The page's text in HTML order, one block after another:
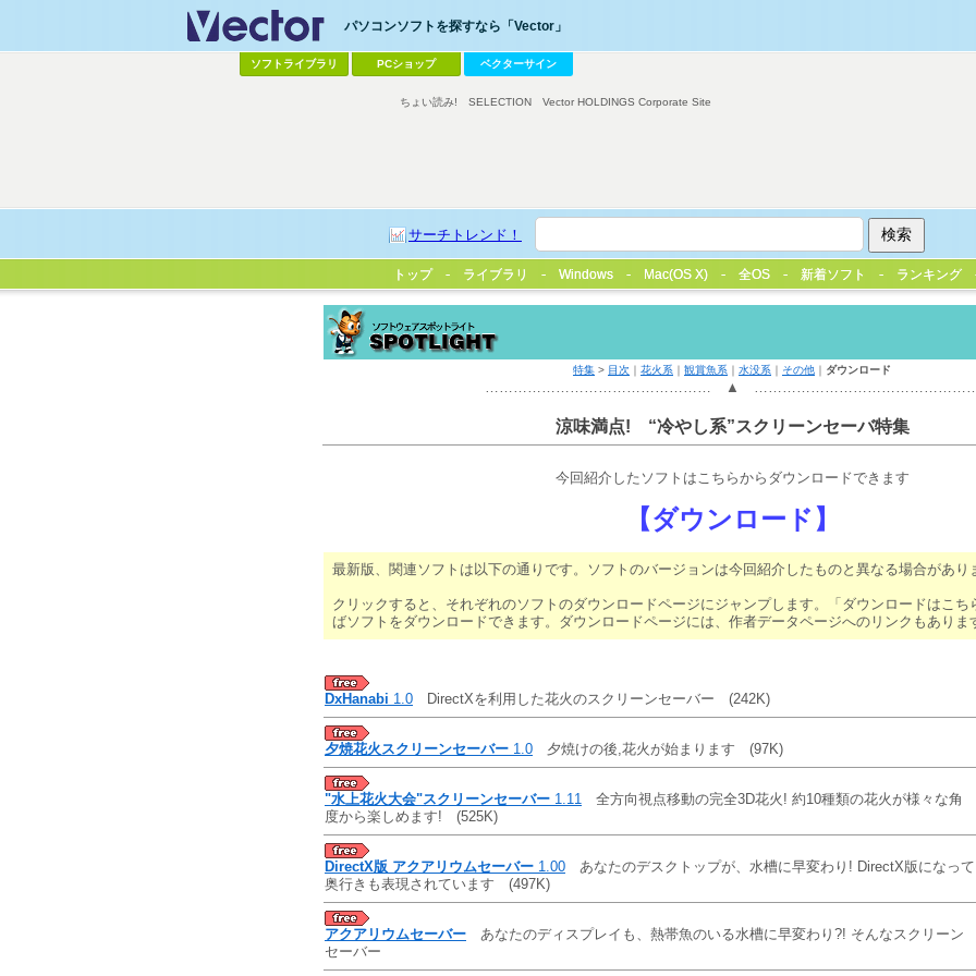
パソコンソフトを探すなら「Vector」
ソフトライブラリ PCショップ ベクターサイン
サーチトレンド！
ちょい読み! SELECTION Vector HOLDINGS Corporate Site
トップ ライブラリ Windows Mac(OS X) 全OS 新着ソフト ランキング
トップ ライブラリ Windows Mac(OS X) 全OS 新着ソフト ランキング
特集 > 目次 ｜ 花火系 ｜ 観賞魚系 ｜ 水没系 ｜ その他 ｜ ダウンロード
………………………………………… ▲
涼味満点! “冷やし系”スクリーンセーバ特集
今回紹介したソフトはこちらからダウンロードできます
【ダウンロード】
最新版、関連ソフトは以下の通りです。ソフトのバージョンは今回紹介したものと異なる場合があり
クリックすると、それぞれのソフトのダウンロードページにジャンプします。「ダウンロードはこち
ばソフトをダウンロードできます。ダウンロードページには、作者データページへのリンクもありま
DxHanabi 1.0 DirectXを利用した花火のスクリーンセーバー (242K)
夕焼花火スクリーンセーバー 1.0 夕焼けの後,花火が始まります (97K)
"水上花火大会"スクリーンセーバー 1.11 全方向視点移動の完全3D花火! 約10種類の花火が様々な角
度から楽しめます! (525K)
DirectX版 アクアリウムセーバー 1.00 あなたのデスクトップが、水槽に早変わり! DirectX版になって
奥行きも表現されています (497K)
アクアリウムセーバー あなたのディスプレイも、熱帯魚のいる水槽に早変わり?! そんなスクリーン
セーバー